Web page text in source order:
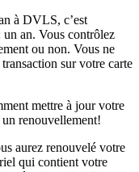
à DVLS, c’est
un an. Vous contrôlez
ou non. Vous ne
sur votre carte
mettre à jour votre
renouvellement!
aurez renouvelé votre
qui contient votre